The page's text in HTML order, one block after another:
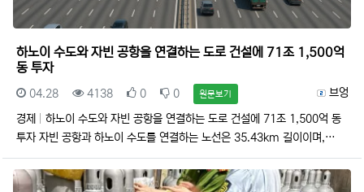
하노이 수도와 자빈 공항을 연결하는 도로 건설에 71조 1,500억
동 투자
등록자
브엉
등록일
04.28 조회
4138 추천
0 비추천
0 원문보기
경제
하노이 수도와 자빈 공항을 연결하는 도로 건설에 71조 1,500억 동
투자 자빈 공항과 하노이 수도를 연결하는 노선은 35.43km 길이이며,…